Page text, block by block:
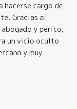
hacerse cargo de
Gracias al
y perito,
un vicio oculto
y muy